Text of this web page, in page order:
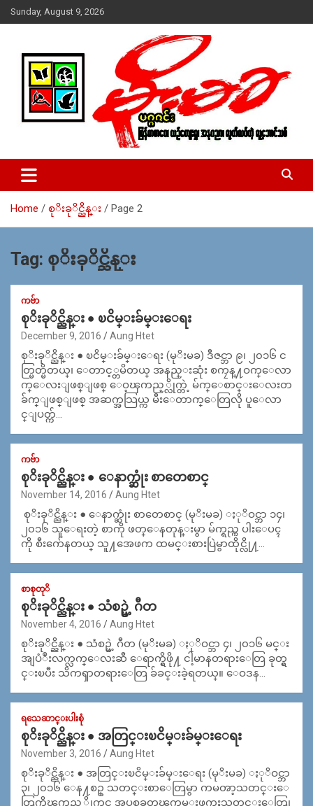
Skip
to
Sunday, August 9, 2026
MoeMaKa Burmese News &
Media
ယ္ေရး – အမွတ္ ၂၅၄၊ ပထပ္၊ လမ္း ၄၀၊ ေက်ာက္တံတား၊ ရန္ကုန္။
(ဖုုံး – ၀၉ ၂၅၂ ၂၄၉ ၀၉၄ ၊ ၀၉ ၄၂၁ ၇၄၃ ၇၅၃ ၊ ၀၉ ၅၀၄ ၁၀ ၅၈) ျ
ဇာေစ်းသစ္ ။ ၀၉ ၇၈၆၈၃၇ ၃၀၅ / ၀၉ ၉၆၃၆၉၉၈၃၄
Home စုိးခုိင္ညိန္း Page 2
Tag: စုိးခုိင္ညိန္း
ကဗ်ာ
စုိးခုိင္ညိန္း ● ၿငိမ္းခ်မ္းေရး
December 9, 2016 Aung Htet
စုိးခုိင္ညိန္း ● ၿငိမ္းခ်မ္းေရး (မုိးမခ) ဒီဇင္ဘာ ၉၊ ၂၀၁၆ င
တ္မြတ္မိတယ္၊ ေတာင့္တမိတယ္ အနည္းဆုံး စကၠန္႔ဝက္ေလာ
က္ေလးျဖစ္ျဖစ္ ေဝ့ၾကည့္လိုက္တဲ့ မ်က္ေစာင္းေလးတ
ခ်က္ျဖစ္ျဖစ္ အဆက္အသြယ္က မီးေတာက္ေတြလို ပူေလာ
င္ျပတ္က်…
ကဗ်ာ
စုိးခုိင္ညိန္း ● ေနာက္ဆုံး စာတေစာင္
November 14, 2016 Aung Htet
စုိးခုိင္ညိန္း ● ေနာက္ဆုံး စာတေစာင္ (မုိးမခ) ႏုိဝင္ဘာ ၁၄၊
၂၀၁၆ သူေရးတဲ့ စာကို ဖတ္ေနတုန္းမွာ မ်က္ရည္က ပါးေပၚ
ကို စီးက်ေနတယ္ သူ႔အေဖက ထမင္းစားပြဲမွာထိုင္လို႔…
စာစုတုိ
စုိးခုိင္ညိန္း ● သံစဥ္မဲ့ ဂီတ
November 4, 2016 Aung Htet
စုိးခုိင္ညိန္း ● သံစဥ္မဲ့ ဂီတ (မုိးမခ) ႏုိဝင္ဘာ ၄၊ ၂၀၁၆ မင္း
အျပံဳးလက္လက္ေလးဆီ ေရာက္ရွိဖို႔ ငါ့မာနတရားေတြ ခုတ္ရွ
င္းၿပီး သိကၡာတရားေတြ ခ်ခင္းခဲ့ရတယ္။ ေဝဒန…
ရသေဆာင္းပါးစုံ
စုိးခုိင္ညိန္း ● အတြင္းၿငိမ္းခ်မ္းေရး
November 3, 2016 Aung Htet
စုိးခုိင္ညိန္း ● အတြင္းၿငိမ္းခ်မ္းေရး (မုိးမခ) ႏုိဝင္ဘာ
၃၊ ၂၀၁၆ ေန႔စဥ္ သတင္းစာေတြမွာ ကမၻာ့သတင္းေ
တြကိုၾကည့္လိုက္ရင္ အပစ္အခတ္အၾကမ္းဖက္မႈသတင္းေတြ၊